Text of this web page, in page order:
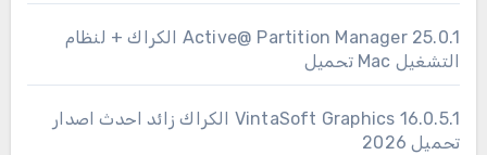
25.0.1 Active@ Partition Manager الكراك + لنظام
التشغيل Mac تحميل
16.0.5.1 VintaSoft Graphics الكراك زائد احدث اصدار
تحميل 2026